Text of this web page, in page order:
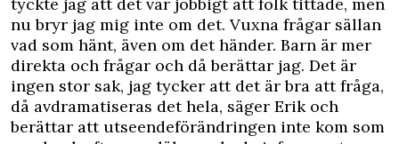
nu bryr jag mig inte om det. Vuxna frågar sällan
vad som hänt, även om det händer. Barn är mer
direkta och frågar och då berättar jag. Det är
ingen stor sak, jag tycker att det är bra att fråga,
då avdramatiseras det hela, säger Erik och
berättar att utseendeförändringen inte kom som